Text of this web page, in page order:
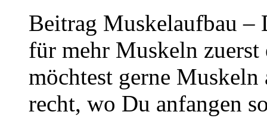
Beitrag Muskelaufbau
für mehr Muskeln
möchtest gerne
recht, wo Du anfangen